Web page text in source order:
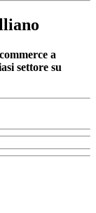
a
settore su